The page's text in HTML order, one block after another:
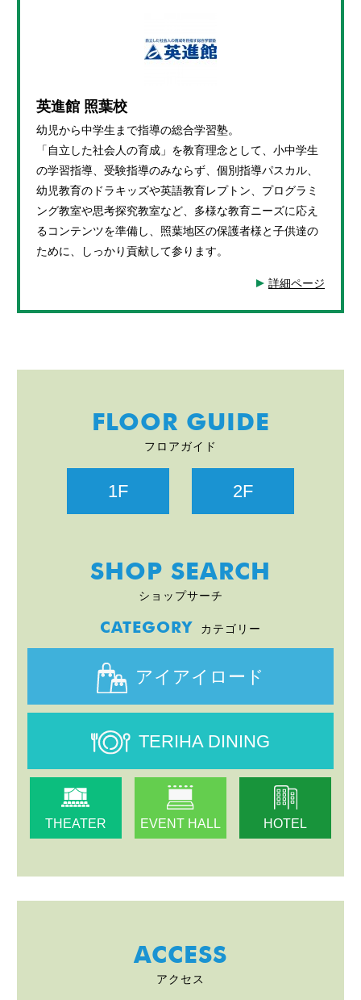
英進館 照葉校
幼児から中学生まで指導の総合学習塾。
「自立した社会人の育成」を教育理念として、小中学生
の学習指導、受験指導のみならず、個別指導パスカル、
幼児教育のドラキッズや英語教育レプトン、プログラミ
ング教室や思考探究教室など、多様な教育ニーズに応え
るコンテンツを準備し、照葉地区の保護者様と子供達の
ために、しっかり貢献して参ります。
詳細ページ
FLOOR GUIDE
フロアガイド
1F 2F
SHOP SEARCH
ショップサーチ
CATEGORY カテゴリー
アイアイロード
TERIHA DINING
THEATER EVENT HALL HOTEL
ACCESS
アクセス